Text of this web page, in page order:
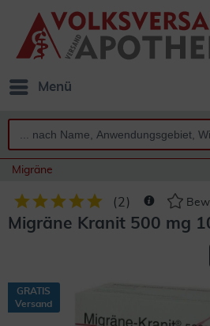
Menü
Migräne
(2 )
Migräne Kranit 500 mg
GRATIS
Versand